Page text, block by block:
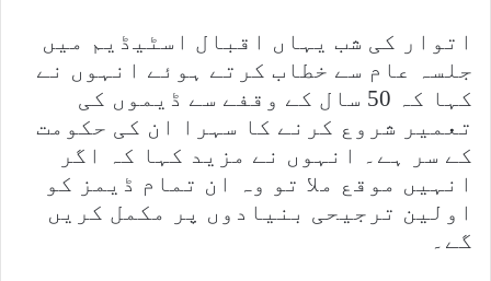
اتوار کی شب یہاں اقبال اسٹیڈیم میں
جلسہ عام سے خطاب کرتے ہوئے انہوں نے
کہا کہ 50 سال کے وقفے سے ڈیموں کی
تعمیر شروع کرنے کا سہرا ان کی حکومت
کے سر ہے۔ انہوں نے مزید کہا کہ اگر
انہیں موقع ملا تو وہ ان تمام ڈیمز کو
اولین ترجیحی بنیادوں پر مکمل کریں
گے۔